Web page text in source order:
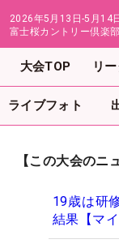
2026年5月13日-5月14
富士桜カントリー倶楽部
大会TOP リ
ライブフォト
【この大会のニ
19歳は研
結果【マ